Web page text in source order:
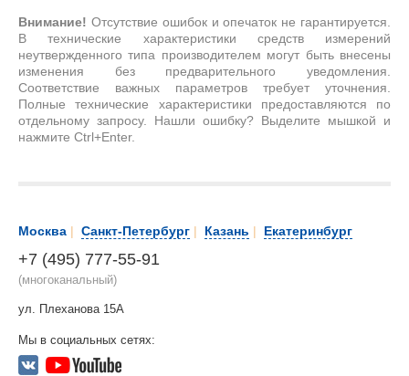
Внимание! Отсутствие ошибок и опечаток не гарантируется.
В технические характеристики средств измерений
неутвержденного типа производителем могут быть внесены
изменения без предварительного уведомления.
Соответствие важных параметров требует уточнения.
Полные технические характеристики предоставляются по
отдельному запросу. Нашли ошибку? Выделите мышкой и
нажмите Ctrl+Enter.
Москва | Санкт-Петербург | Казань | Екатеринбург
+7 (495) 777-55-91
(многоканальный)
ул. Плеханова 15А
Мы в социальных сетях: